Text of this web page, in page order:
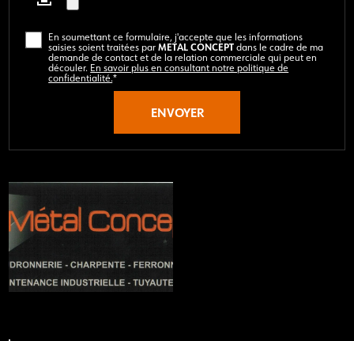
En soumettant ce formulaire, j'accepte que les informations
saisies soient traitées parMETAL CONCEPT dans le cadre de ma
demande de contact et de la relation commerciale qui peut en
découler. En savoir plus en consultant notre politique de
confidentialité.*